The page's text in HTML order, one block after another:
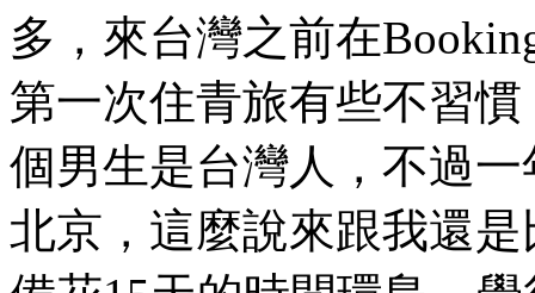
多，來台灣之前在
第一次住青旅有些不習
個男生是台灣人，不過
北京，這麼說來跟我還